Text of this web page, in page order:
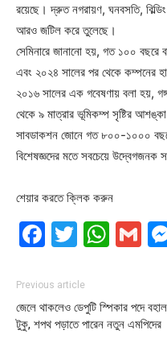
রয়েছে। দ্রুত নগরায়ণ, ঘনবসতি,
আরও জটিল করে তুলেছে।
সেমিনারে জানানো হয়, গত ১০০ বছরে
এবং ২০২৪ সালের পর থেকে কম্পনের
২০১৬ সালের এক গবেষণায় বলা হয়,
থেকে ৯ মাত্রার ভূমিকম্প সৃষ্টির
সাবডাকশন জোনে গত ৮০০-১০০০
বিশেষজ্ঞদের মতে সবচেয়ে উদ্বেগজনক
শেয়ার করতে ক্লিক করুন
Facebook
Twitter
Previous article
জেলে থাকলেও ডেপুটি স্পিকার পদে বহাল
টুকু, শপথ পড়াতে পারেন নতুন এমপিদের